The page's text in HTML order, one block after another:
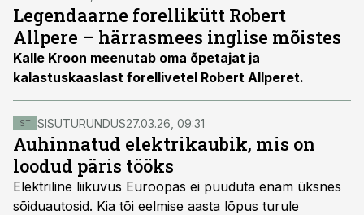
puuduta saakide vähenemine aga üksnes
kalastuskaardiga jõgesid, vaid ka enamikke ülejäänuid.
Legendaarne forellikütt Robert
Allpere – härrasmees inglise mõistes
Kalle Kroon meenutab oma õpetajat ja
kalastuskaaslast forellivetel Robert Allperet.
ST SISUTURUNDUS27.03.26, 09:31
Auhinnatud elektrikaubik, mis on
loodud päris tööks
Elektriline liikuvus Euroopas ei puuduta enam üksnes
sõiduautosid. Kia tõi eelmise aasta lõpus turule